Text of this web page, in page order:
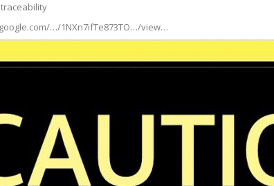
…/1NXn7ifTe873TO…/view…